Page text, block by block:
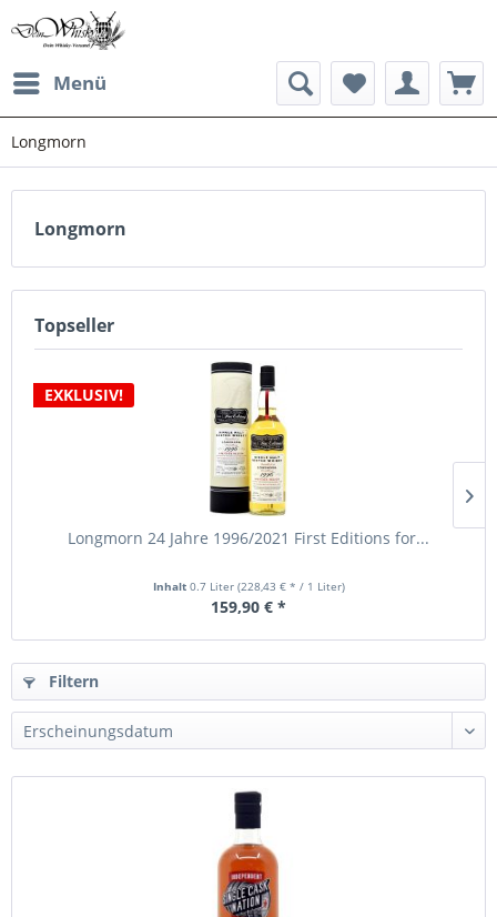
Menü
Longmorn
Longmorn
Topseller
EXKLUSIV!
Longmorn 24 Jahre 1996/2021 First Editions for...
Inhalt 0.7 Liter (228,43 € * / 1 Liter)
159,90 € *
Filtern